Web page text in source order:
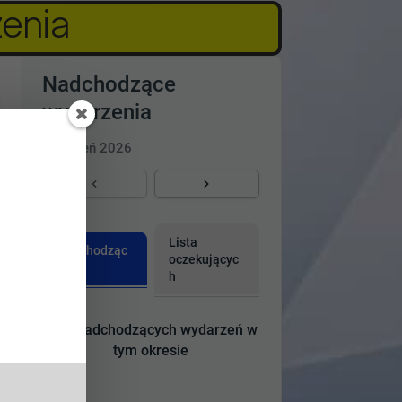
Nadchodzące
wydarzenia
wrzesień 2026
Nadchodząc
Lista
oczekującyc
h
Brak nadchodzących wydarzeń w
tym okresie